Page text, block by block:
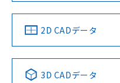
中国 RoHS 注意事項・
2D CADデータ
3D CADデータ